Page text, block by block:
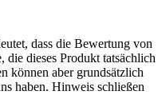
dass die Bewertung von
die dieses Produkt tatsächlich
können aber grundsätzlich
haben. Hinweis schließen